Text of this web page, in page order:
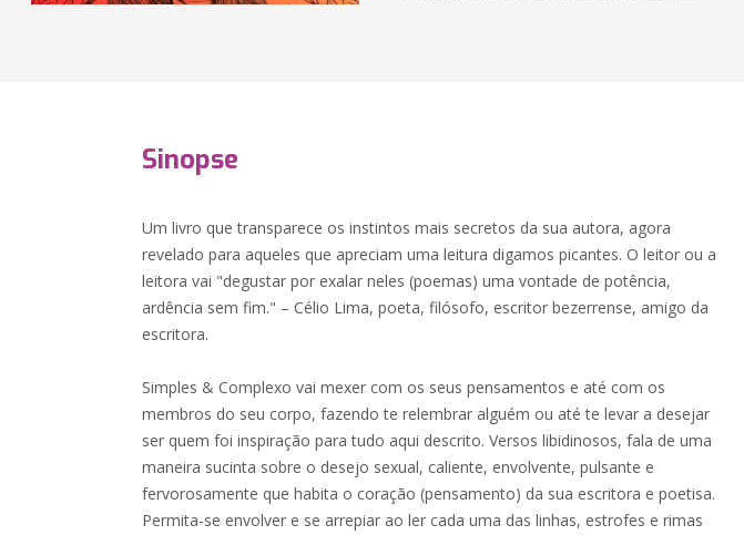
Sinopse
Um livro que transparece os instintos mais secretos da sua autora, agora
revelado para aqueles que apreciam uma leitura digamos picantes. O leitor ou a
leitora vai "degustar por exalar neles (poemas) uma vontade de potência,
ardência sem fim." – Célio Lima, poeta, filósofo, escritor bezerrense, amigo da
escritora.
Simples & Complexo vai mexer com os seus pensamentos e até com os
membros do seu corpo, fazendo te relembrar alguém ou até te levar a desejar
ser quem foi inspiração para tudo aqui descrito. Versos libidinosos, fala de uma
maneira sucinta sobre o desejo sexual, caliente, envolvente, pulsante e
fervorosamente que habita o coração (pensamento) da sua escritora e poetisa.
Permita-se envolver e se arrepiar ao ler cada uma das linhas, estrofes e rimas